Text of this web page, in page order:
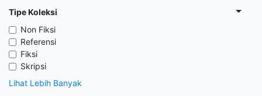
Tipe Koleksi
Non Fiksi
Referensi
Fiksi
Skripsi
Lihat Lebih Banyak